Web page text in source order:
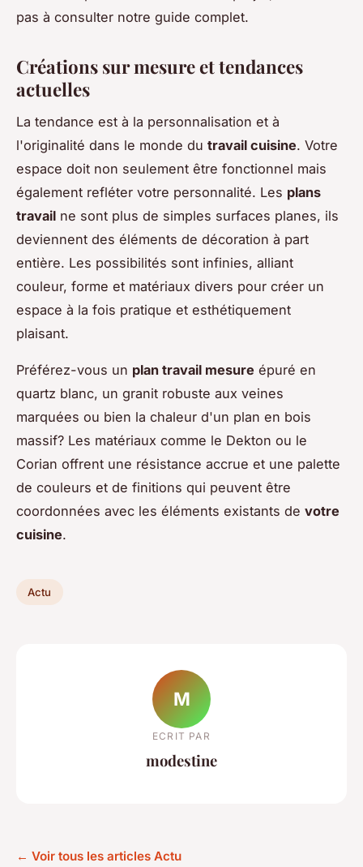
pas à consulter notre guide complet.
Créations sur mesure et tendances
actuelles
La tendance est à la personnalisation et à
l'originalité dans le monde du travail cuisine. Votre
espace doit non seulement être fonctionnel mais
également refléter votre personnalité. Les plans
travail ne sont plus de simples surfaces planes, ils
deviennent des éléments de décoration à part
entière. Les possibilités sont infinies, alliant
couleur, forme et matériaux divers pour créer un
espace à la fois pratique et esthétiquement
plaisant.
Préférez-vous un plan travail mesure épuré en
quartz blanc, un granit robuste aux veines
marquées ou bien la chaleur d'un plan en bois
massif? Les matériaux comme le Dekton ou le
Corian offrent une résistance accrue et une palette
de couleurs et de finitions qui peuvent être
coordonnées avec les éléments existants de votre
cuisine.
Actu
M
ECRIT PAR
modestine
← Voir tous les articles Actu